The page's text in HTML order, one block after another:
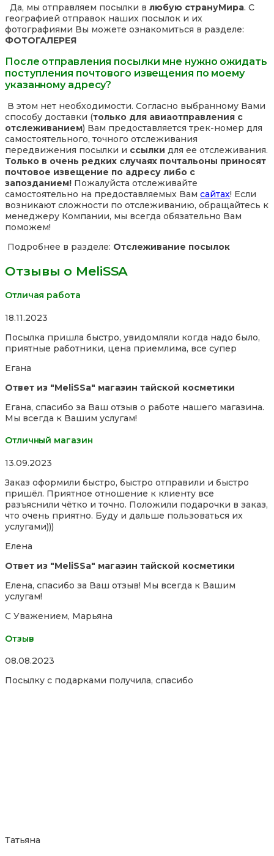
Да, мы отправляем посылки в любую странуМира. С
географией отправок наших посылок и их
фотографиями Вы можете ознакомиться в разделе:
ФОТОГАЛЕРЕЯ
После отправления посылки мне нужно ожидать
поступления почтового извещения по моему
указанному адресу?
В этом нет необходимости. Согласно выбранному Вами
способу доставки (только для авиаотправления с
отслеживанием) Вам предоставляется трек-номер для
самостоятельного, точного отслеживания
передвижения посылки и ссылки для ее отслеживания.
Только в очень редких случаях почтальоны приносят
почтовое извещение по адресу либо с
запозданием! Пожалуйста отслеживайте
самостоятельно на предоставляемых Вам сайтах! Если
возникают сложности по отслеживанию, обращайтесь к
менеджеру Компании, мы всегда обязательно Вам
поможем!
Подробнее в разделе: Отслеживание посылок
Отзывы о MeliSSA
Отличая работа
Rated
out
of
18.11.2023
Посылка пришла быстро, увидомляли когда надо было,
приятные работники, цена приемлима, все супер
Егана
Ответ из "MeliSSa" магазин тайской косметики
Егана, спасибо за Ваш отзыв о работе нашего магазина.
Мы всегда к Вашим услугам!
Отличный магазин
Rated
out
of
5
13.09.2023
Заказ оформили быстро, быстро отправили и быстро
пришёл. Приятное отношение к клиенту все
разъяснили чётко и точно. Положили подарочки в заказ,
что очень приятно. Буду и дальше пользоваться их
услугами)))
Елена
Ответ из "MeliSSa" магазин тайской косметики
Елена, спасибо за Ваш отзыв! Мы всегда к Вашим
услугам!
С Уважением, Марьяна
Отзыв
Rated
out
08.08.2023
Посылку с подарками получила, спасибо
Татьяна